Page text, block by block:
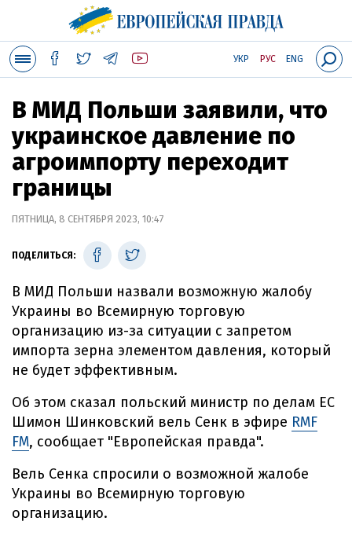
УКР РУС ENG
В МИД Польши заявили, что
украинское давление по
агроимпорту переходит
границы
ПЯТНИЦА, 8 СЕНТЯБРЯ 2023, 10:47
ПОДЕЛИТЬСЯ:
В МИД Польши назвали возможную жалобу
Украины во Всемирную торговую
организацию из-за ситуации с запретом
импорта зерна элементом давления, который
не будет эффективным.
Об этом сказал польский министр по делам ЕС
Шимон Шинковский вель Сенк в эфире RMF
FM, сообщает "Европейская правда".
Вель Сенка спросили о возможной жалобе
Украины во Всемирную торговую
организацию.